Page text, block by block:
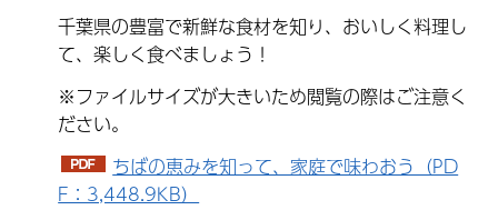
千葉県の豊富で新鮮な食材を知り、おいしく料理し
て、楽しく食べましょう！
※ファイルサイズが大きいため閲覧の際はご注意く
ださい。
ちばの恵みを知って、家庭で味わおう（PD
F：3,448.9KB）